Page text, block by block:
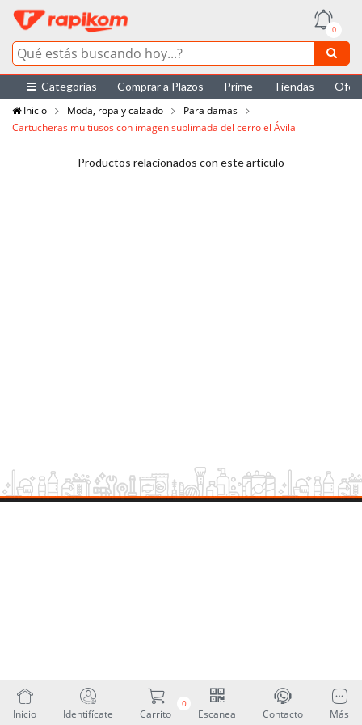
0
Categorías Comprar a Plazos Prime Tiendas
Inicio
Moda, ropa y calzado
Para damas
Cartucheras multiusos con imagen sublimada del cerro el Ávila
Productos relacionados con este artículo
Inicio Identifícate
0
Carrito Escanea Contacto Más